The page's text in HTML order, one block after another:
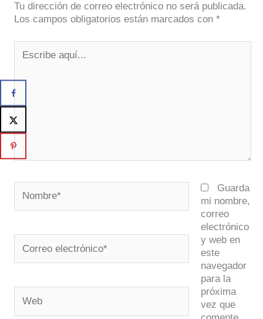
Tu dirección de correo electrónico no será publicada.
Los campos obligatorios están marcados con *
aquí...
electrónico*
Guarda
mi nombre,
correo
electrónico
y web en
este
navegador
para la
próxima
vez que